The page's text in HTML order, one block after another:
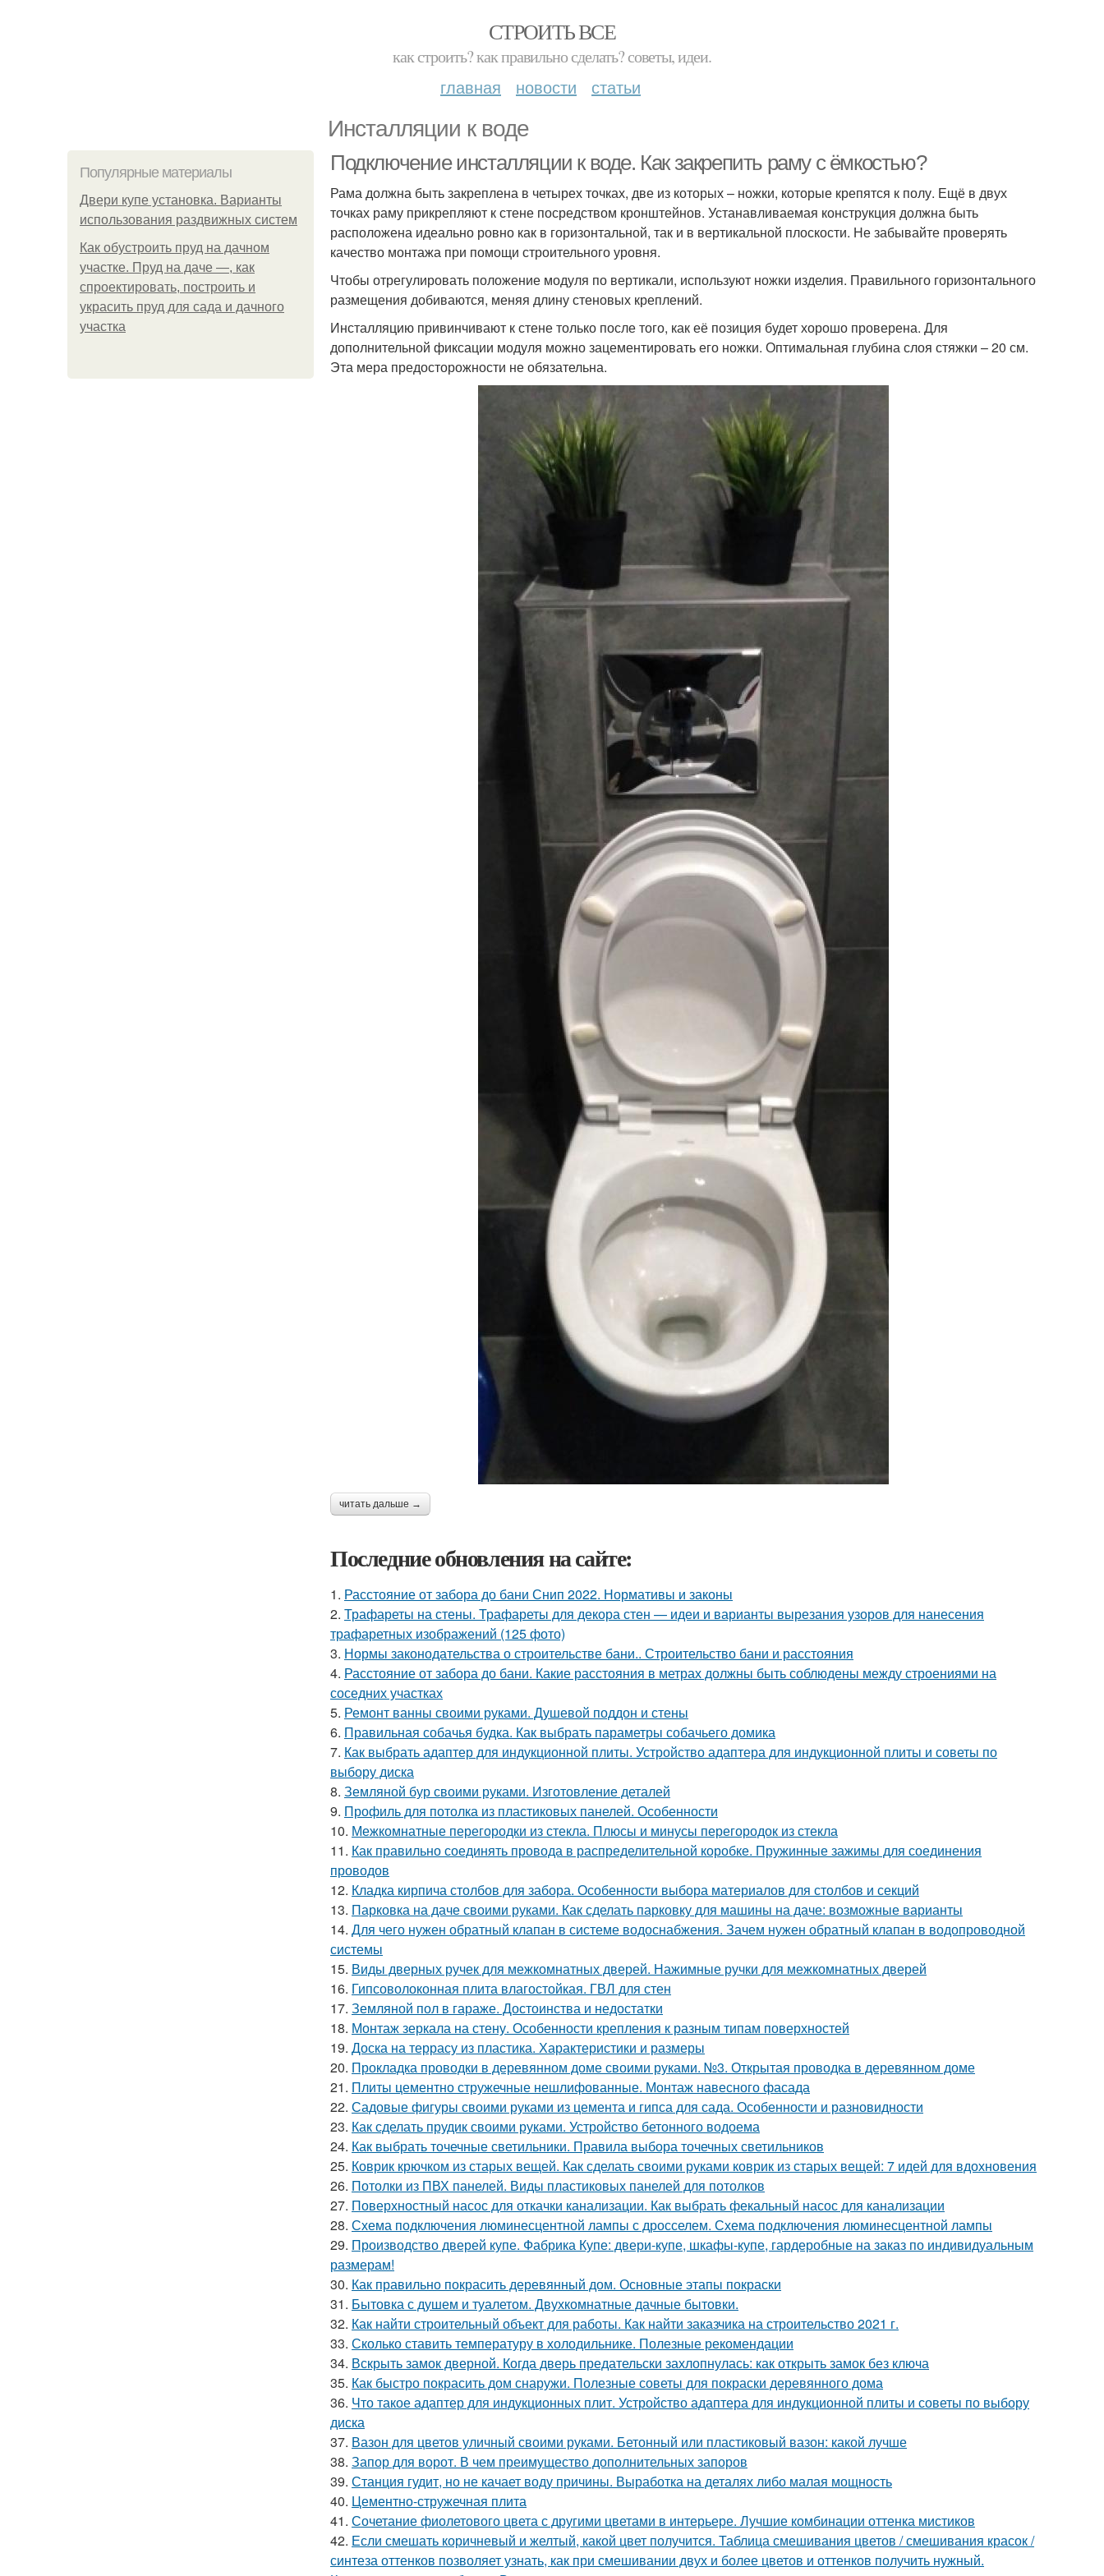
СТРОИТЬ ВСЕ
как строить? как правильно сделать? советы, идеи.
главная новости статьи
Инсталляции к воде
Популярные материалы
Двери купе установка. Варианты
использования раздвижных систем
Как обустроить пруд на дачном
участке. Пруд на даче —, как
спроектировать, построить и
украсить пруд для сада и дачного
участка
Подключение инсталляции к воде. Как закрепить раму с ёмкостью?
Рама должна быть закреплена в четырех точках, две из которых – ножки, которые крепятся к полу. Ещё в двух
точках раму прикрепляют к стене посредством кронштейнов. Устанавливаемая конструкция должна быть
расположена идеально ровно как в горизонтальной, так и в вертикальной плоскости. Не забывайте проверять
качество монтажа при помощи строительного уровня.
Чтобы отрегулировать положение модуля по вертикали, используют ножки изделия. Правильного горизонтального
размещения добиваются, меняя длину стеновых креплений.
Инсталляцию привинчивают к стене только после того, как её позиция будет хорошо проверена. Для
дополнительной фиксации модуля можно зацементировать его ножки. Оптимальная глубина слоя стяжки – 20 см.
Эта мера предосторожности не обязательна.
читать дальше →
Последние обновления на сайте:
1. Расстояние от забора до бани Снип 2022. Нормативы и законы
2. Трафареты на стены. Трафареты для декора стен — идеи и варианты вырезания узоров для нанесения
трафаретных изображений (125 фото)
3. Нормы законодательства о строительстве бани.. Строительство бани и расстояния
4. Расстояние от забора до бани. Какие расстояния в метрах должны быть соблюдены между строениями на
соседних участках
5. Ремонт ванны своими руками. Душевой поддон и стены
6. Правильная собачья будка. Как выбрать параметры собачьего домика
7. Как выбрать адаптер для индукционной плиты. Устройство адаптера для индукционной плиты и советы по
выбору диска
8. Земляной бур своими руками. Изготовление деталей
9. Профиль для потолка из пластиковых панелей. Особенности
10. Межкомнатные перегородки из стекла. Плюсы и минусы перегородок из стекла
11. Как правильно соединять провода в распределительной коробке. Пружинные зажимы для соединения
проводов
12. Кладка кирпича столбов для забора. Особенности выбора материалов для столбов и секций
13. Парковка на даче своими руками. Как сделать парковку для машины на даче: возможные варианты
14. Для чего нужен обратный клапан в системе водоснабжения. Зачем нужен обратный клапан в водопроводной
системы
15. Виды дверных ручек для межкомнатных дверей. Нажимные ручки для межкомнатных дверей
16. Гипсоволоконная плита влагостойкая. ГВЛ для стен
17. Земляной пол в гараже. Достоинства и недостатки
18. Монтаж зеркала на стену. Особенности крепления к разным типам поверхностей
19. Доска на террасу из пластика. Характеристики и размеры
20. Прокладка проводки в деревянном доме своими руками. №3. Открытая проводка в деревянном доме
21. Плиты цементно стружечные нешлифованные. Монтаж навесного фасада
22. Садовые фигуры своими руками из цемента и гипса для сада. Особенности и разновидности
23. Как сделать прудик своими руками. Устройство бетонного водоема
24. Как выбрать точечные светильники. Правила выбора точечных светильников
25. Коврик крючком из старых вещей. Как сделать своими руками коврик из старых вещей: 7 идей для вдохновения
26. Потолки из ПВХ панелей. Виды пластиковых панелей для потолков
27. Поверхностный насос для откачки канализации. Как выбрать фекальный насос для канализации
28. Схема подключения люминесцентной лампы с дросселем. Схема подключения люминесцентной лампы
29. Производство дверей купе. Фабрика Купе: двери-купе, шкафы-купе, гардеробные на заказ по индивидуальным
размерам!
30. Как правильно покрасить деревянный дом. Основные этапы покраски
31. Бытовка с душем и туалетом. Двухкомнатные дачные бытовки.
32. Как найти строительный объект для работы. Как найти заказчика на строительство 2021 г.
33. Сколько ставить температуру в холодильнике. Полезные рекомендации
34. Вскрыть замок дверной. Когда дверь предательски захлопнулась: как открыть замок без ключа
35. Как быстро покрасить дом снаружи. Полезные советы для покраски деревянного дома
36. Что такое адаптер для индукционных плит. Устройство адаптера для индукционной плиты и советы по выбору
диска
37. Вазон для цветов уличный своими руками. Бетонный или пластиковый вазон: какой лучше
38. Запор для ворот. В чем преимущество дополнительных запоров
39. Станция гудит, но не качает воду причины. Выработка на деталях либо малая мощность
40. Цементно-стружечная плита
41. Сочетание фиолетового цвета с другими цветами в интерьере. Лучшие комбинации оттенка мистиков
42. Если смешать коричневый и желтый, какой цвет получится. Таблица смешивания цветов / смешивания красок /
синтеза оттенков позволяет узнать, как при смешивании двух и более цветов и оттенков получить нужный.